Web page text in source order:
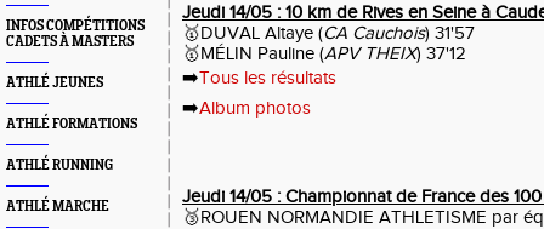
INFOS COMPÉTITIONS
CADETS À MASTERS
ATHLÉ JEUNES
ATHLÉ FORMATIONS
ATHLÉ RUNNING
ATHLÉ MARCHE
Jeudi 14/05 : 10 km de Rives en Seine à
🥇DUVAL Altaye (CA Cauchois) 31'57
🥇MÉLIN Pauline (APV THEIX) 37'12
➡️Tous les résultats
➡️Album photos
Jeudi 14/05 : Championnat de France des
🥉ROUEN NORMANDIE ATHLETISME par